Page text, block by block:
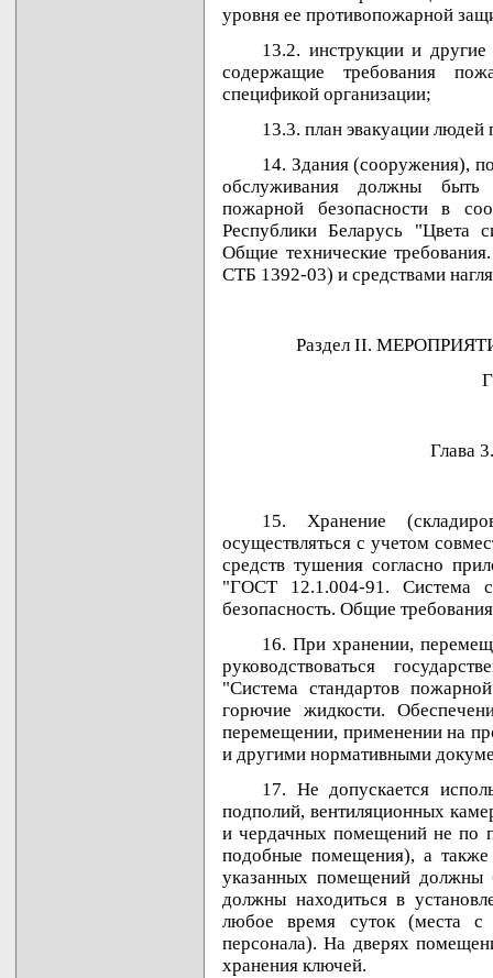
уровня ее противопожарной
13.2. инструкции и другие
содержащие требования
спецификой организации;
13.3. план эвакуации людей
14. Здания (сооружения),
обслуживания должны быть
пожарной безопасности в
Республики Беларусь "Цвета
Общие технические
СТБ 1392-03) и средствами
Раздел II.
Глава
15. Хранение
осуществляться с учетом
средств тушения согласно
"ГОСТ 12.1.004-91. Система
безопасность. Общие
16. При хранении,
руководствоваться
"Система стандартов
горючие жидкости.
перемещении, применении на
и другими нормативными
17. Не допускается
подполий, вентиляционных
и чердачных помещений не по
подобные помещения), а
указанных помещений должны
должны находиться в
любое время суток (места с
персонала). На дверях
хранения ключей.